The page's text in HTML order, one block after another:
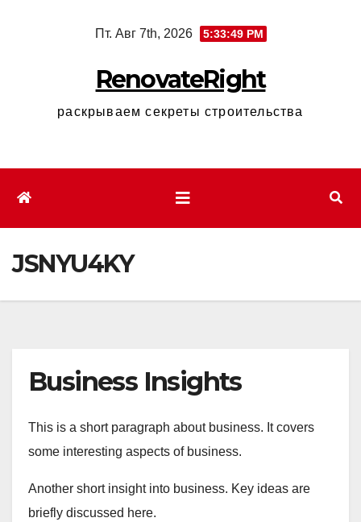
Пт. Авг 7th, 2026 5:33:50 PM
RenovateRight
раскрываем секреты строительства
JSNYU4KY
Business Insights
This is a short paragraph about business. It covers
some interesting aspects of business.
Another short insight into business. Key ideas are
briefly discussed here.